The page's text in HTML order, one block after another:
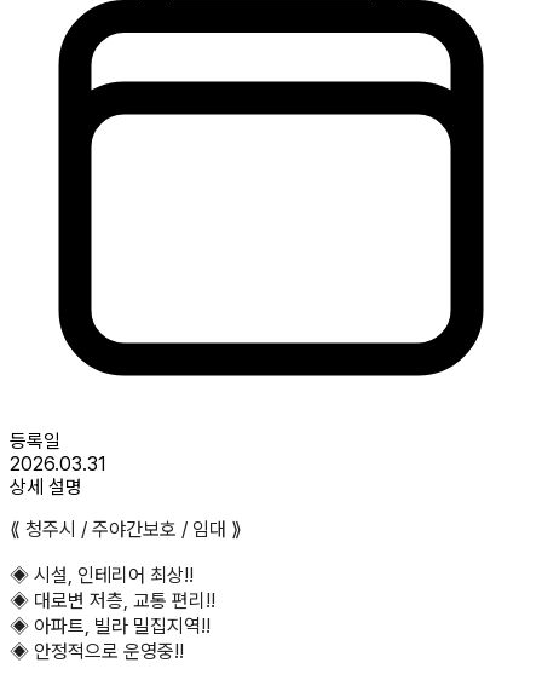
등록일
2026.03.31
상세 설명
⟪ 청주시 / 주야간보호 / 임대 ⟫
◈ 시설, 인테리어 최상!!
◈ 대로변 저층, 교통 편리!!
◈ 아파트, 빌라 밀집지역!!
◈ 안정적으로 운영중!!